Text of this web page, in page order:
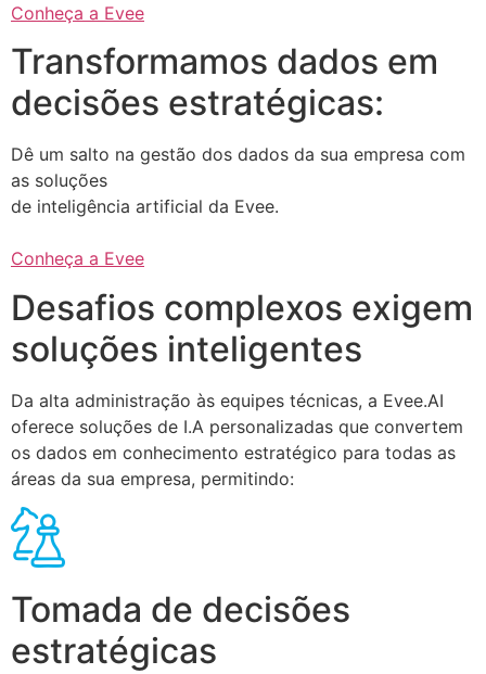
Conheça a Evee
Transformamos dados em
decisões estratégicas:
Dê um salto na gestão dos dados da sua empresa com
as soluções
de inteligência artificial da Evee.
Conheça a Evee
Desafios complexos exigem
soluções inteligentes
Da alta administração às equipes técnicas, a Evee.AI
oferece soluções de I.A personalizadas que convertem
os dados em conhecimento estratégico para todas as
áreas da sua empresa, permitindo:
Tomada de decisões
estratégicas